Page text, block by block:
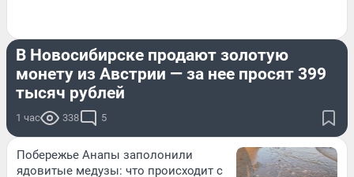
В Новосибирске продают золотую
монету из Австрии — за нее просят 399
тысяч рублей
1 час 338 5
Побережье Анапы заполонили
ядовитые медузы: что происходит с